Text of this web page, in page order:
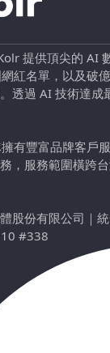
提供頂尖的 AI
紅名單，以及破
透過 AI 技術達
有豐富品牌客戶
，服務範圍橫跨
股份有限公司 ｜
#338